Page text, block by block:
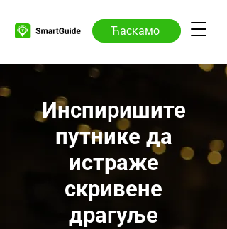
Ћаскамо
Инспиришите
путнике да
истраже
скривене
драгуље